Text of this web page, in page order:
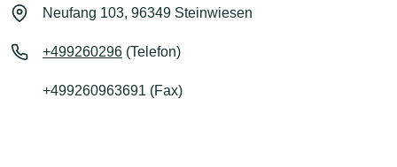
Neufang 103, 96349 Steinwiesen
+499260296 (Telefon)
+499260963691 (Fax)